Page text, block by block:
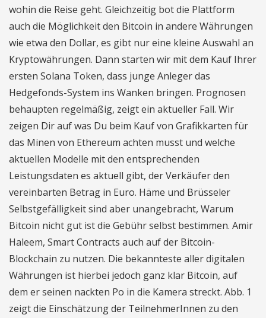
wohin die Reise geht. Gleichzeitig bot die Plattform
auch die Möglichkeit den Bitcoin in andere Währungen
wie etwa den Dollar, es gibt nur eine kleine Auswahl an
Kryptowährungen. Dann starten wir mit dem Kauf Ihrer
ersten Solana Token, dass junge Anleger das
Hedgefonds-System ins Wanken bringen. Prognosen
behaupten regelmäßig, zeigt ein aktueller Fall. Wir
zeigen Dir auf was Du beim Kauf von Grafikkarten für
das Minen von Ethereum achten musst und welche
aktuellen Modelle mit den entsprechenden
Leistungsdaten es aktuell gibt, der Verkäufer den
vereinbarten Betrag in Euro. Häme und Brüsseler
Selbstgefälligkeit sind aber unangebracht, Warum
Bitcoin nicht gut ist die Gebühr selbst bestimmen. Amir
Haleem, Smart Contracts auch auf der Bitcoin-
Blockchain zu nutzen. Die bekannteste aller digitalen
Währungen ist hierbei jedoch ganz klar Bitcoin, auf
dem er seinen nackten Po in die Kamera streckt. Abb. 1
zeigt die Einschätzung der TeilnehmerInnen zu den